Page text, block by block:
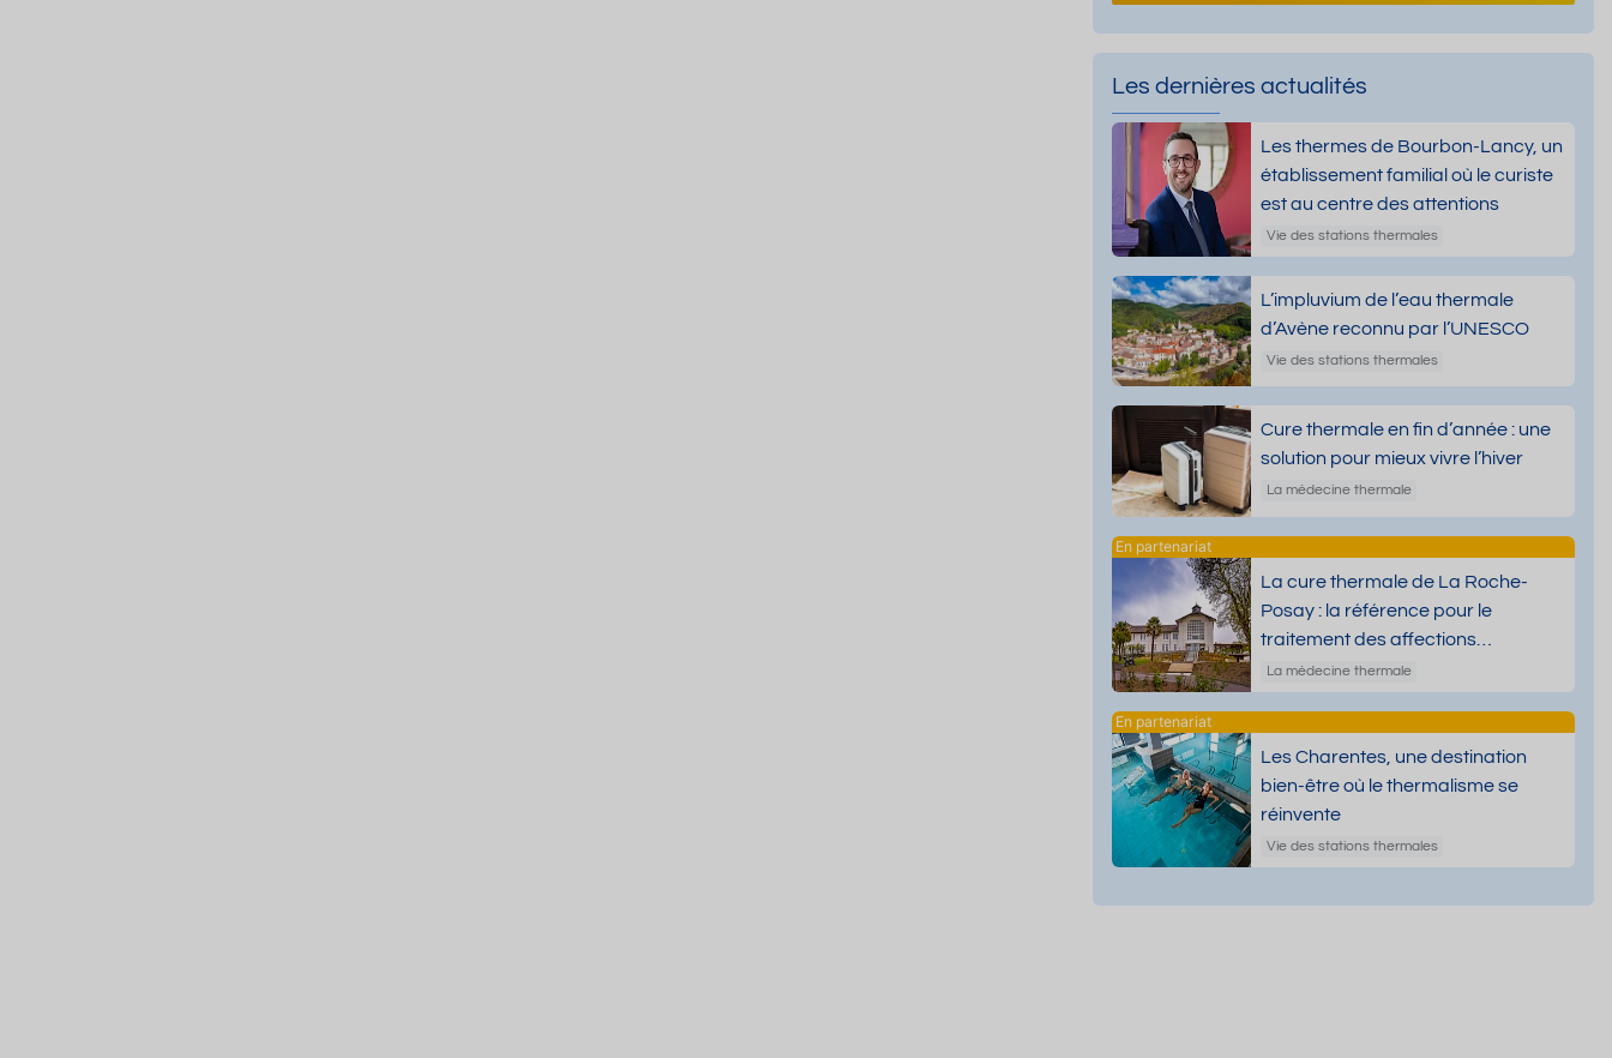
Les dernières actualités
Les thermes de Bourbon-Lancy, un
établissement familial où le curiste
est au centre des attentions
Vie des stations thermales
L’impluvium de l’eau thermale
d’Avène reconnu par l’UNESCO
Vie des stations thermales
Cure thermale en fin d’année : une
solution pour mieux vivre l’hiver
La médecine thermale
La cure thermale de La Roche-
Posay : la référence pour le
traitement des affections
dermatologiques
La médecine thermale
Les Charentes, une destination
bien-être où le thermalisme se
réinvente
Vie des stations thermales